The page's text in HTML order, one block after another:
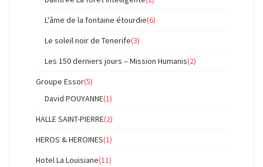
L'âme de la fontaine étourdie(6)
Le soleil noir de Tenerife(3)
Les 150 derniers jours – Mission Humanis(2)
Groupe Essor(5)
David POUYANNE(1)
HALLE SAINT-PIERRE(2)
HEROS & HEROINES(1)
Hotel La Louisiane(11)